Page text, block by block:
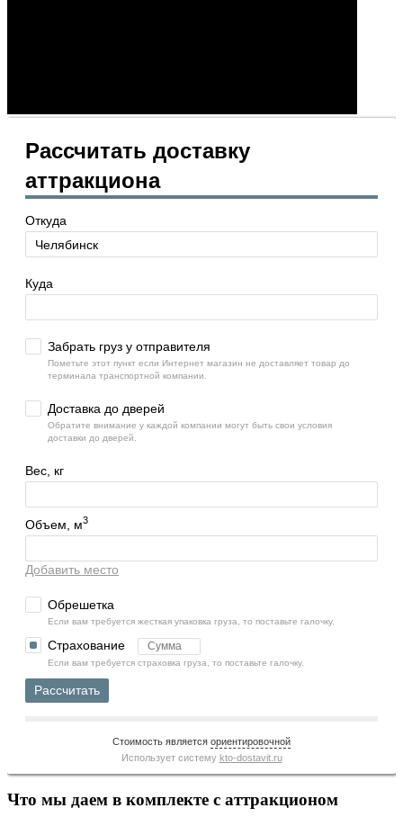
Рассчитать доставку
аттракциона
Откуда
Куда
Забрать груз у отправителя
Пометьте этот пункт если Интернет магазин не доставляет товар до
терминала транспортной компании.
Доставка до дверей
Обратите внимание у каждой компании могут быть свои условия
доставки до дверей.
Вес, кг
Объем, м3
Добавить место
Обрешетка
Если вам требуется жесткая упаковка груза, то поставьте галочку.
Страхование
Если вам требуется страховка груза, то поставьте галочку.
Рассчитать
Стоимость является ориентировочной
Использует систему kto-dostavit.ru
Что мы даем в комплекте с аттракционом